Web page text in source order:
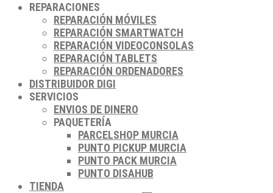
REPARACIONES
REPARACIÓN MÓVILES
REPARACIÓN SMARTWATCH
REPARACIÓN VIDEOCONSOLAS
REPARACIÓN TABLETS
REPARACIÓN ORDENADORES
DISTRIBUIDOR DIGI
SERVICIOS
ENVIOS DE DINERO
PAQUETERÍA
PARCELSHOP MURCIA
PUNTO PICKUP MURCIA
PUNTO PACK MURCIA
PUNTO DISAHUB
TIENDA